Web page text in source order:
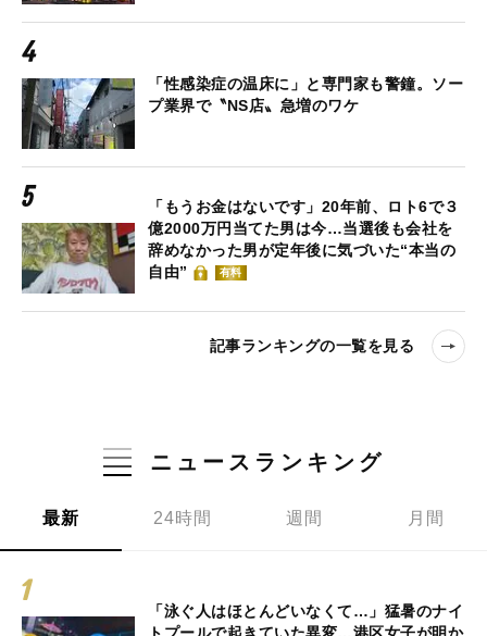
「性感染症の温床に」と専門家も警鐘。ソー
プ業界で〝NS店〟急増のワケ
「もうお金はないです」20年前、ロト6で３
億2000万円当てた男は今…当選後も会社を
辞めなかった男が定年後に気づいた“本当の
自由”
有料
記事ランキングの一覧を見る
ニュースランキング
最新 24時間 週間 月間
「泳ぐ人はほとんどいなくて…」猛暑のナイ
トプールで起きていた異変…港区女子が明か